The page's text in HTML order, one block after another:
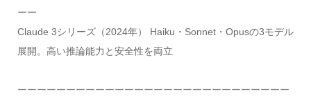
ーー
Claude 3シリーズ（2024年） Haiku・Sonnet・Opusの3モデル
展開。高い推論能力と安全性を両立
ーーーーーーーーーーーーーーーーーーーーーーーーーーーー